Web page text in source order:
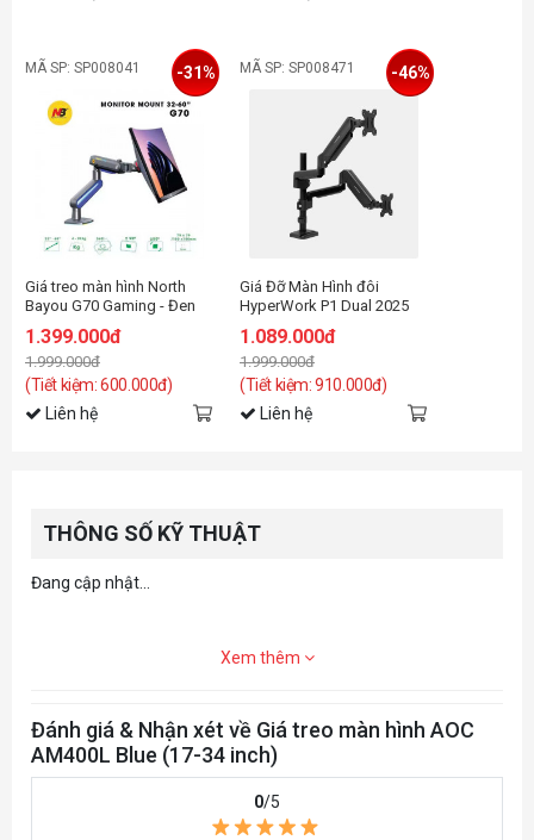
MÃ SP: SP008041
Giá treo màn hình North
Bayou G70 Gaming - Đen
1.399.000đ
1.999.000đ
(Tiết kiệm: 600.000đ)
-31%
Liên hệ
MÃ SP: SP008471
Giá Đỡ Màn Hình đôi
HyperWork P1 Dual 2025
- 34inch)
1.089.000đ
1.999.000đ
(Tiết kiệm: 910.000đ)
-46%
Liên hệ
THÔNG SỐ KỸ THUẬT
Đang cập nhật...
Xem thêm
Đánh giá & Nhận xét về Giá treo màn hình AOC
AM400L Blue (17-34 inch)
0/5